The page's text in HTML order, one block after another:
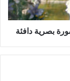
بصرية دافئة